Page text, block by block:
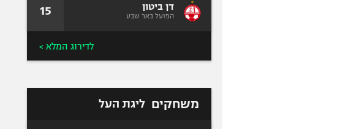
דן ביטון
הפועל באר שבע 15
לדירוג המלא >
משחקים ליגת העל